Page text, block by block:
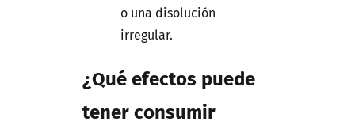
o una disolución
irregular.
¿Qué efectos puede
tener consumir